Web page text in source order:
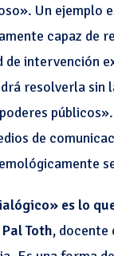
Un ejemplo
capaz de
de intervención
resolverla sin
de
es lo
Toth, docente